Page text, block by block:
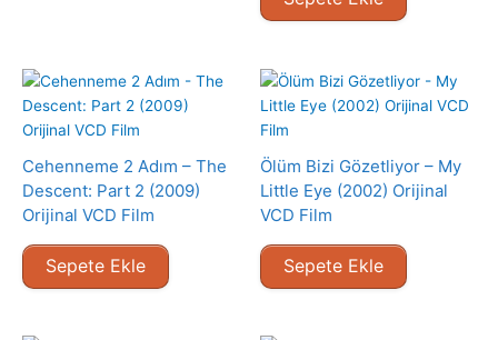
Cehenneme 2 Adım – The
Descent: Part 2 (2009)
Orijinal VCD Film
Sepete Ekle
Ölüm Bizi Gözetliyor – My
Little Eye (2002) Orijinal
VCD Film
Sepete Ekle